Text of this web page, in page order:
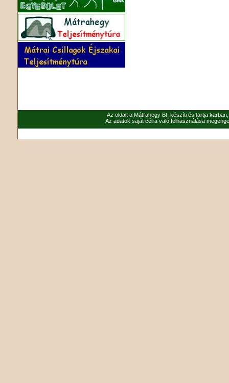
Az oldalt a Mátrahegy Bt. készíti és tartja
Az adatok saját célra való felhasználása